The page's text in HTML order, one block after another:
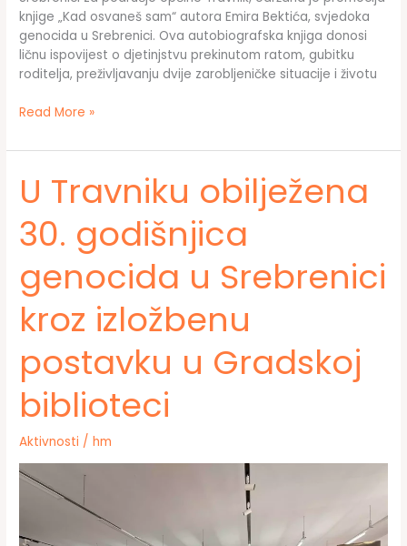
knjige „Kad osvaneš sam“ autora Emira Bektića, svjedoka
genocida u Srebrenici. Ova autobiografska knjiga donosi
ličnu ispovijest o djetinjstvu prekinutom ratom, gubitku
roditelja, preživljavanju dvije zarobljeničke situacije i životu
Promocija
„Kad
Emira
Bektića
u
biblioteci
Travnik
Read More »
U Travniku obilježena
30. godišnjica
genocida u Srebrenici
kroz izložbenu
postavku u Gradskoj
biblioteci
Aktivnosti /hm